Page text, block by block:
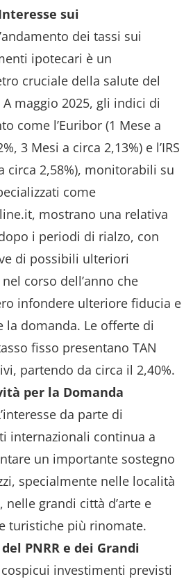
sui
dei tassi sui
ipotecari è un
cruciale della salute del
maggio 2025, gli indici di
come l’Euribor (1 Mese a
3 Mesi a circa 2,13%) e l’IRS
circa 2,58%), monitorabili su
come
mostrano una relativa
i periodi di rialzo, con
di possibili ulteriori
corso dell’anno che
infondere ulteriore fiducia e
la domanda. Le offerte di
fisso presentano TAN
partendo da circa il 2,40%.
per la Domanda
da parte di
internazionali continua a
un importante sostegno
specialmente nelle località
nelle grandi città d’arte e
turistiche più rinomate.
PNRR e dei Grandi
investimenti previsti